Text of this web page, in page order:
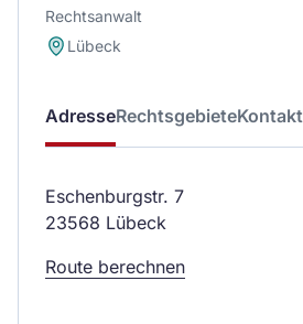
Rechtsanwalt
Lübeck
AdresseRechtsgebieteKontakt
Eschenburgstr. 7
23568 Lübeck
Route berechnen